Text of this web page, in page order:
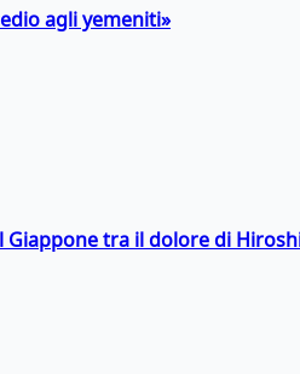
agli yemeniti»
Giappone tra il dolore di